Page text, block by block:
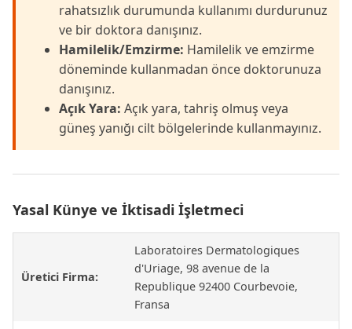
rahatsızlık durumunda kullanımı durdurunuz
ve bir doktora danışınız.
Hamilelik/Emzirme: Hamilelik ve emzirme
döneminde kullanmadan önce doktorunuza
danışınız.
Açık Yara: Açık yara, tahriş olmuş veya
güneş yanığı cilt bölgelerinde kullanmayınız.
Yasal Künye ve İktisadi İşletmeci
Üretici Firma:
Laboratoires Dermatologiques
d'Uriage, 98 avenue de la
Republique 92400 Courbevoie,
Fransa